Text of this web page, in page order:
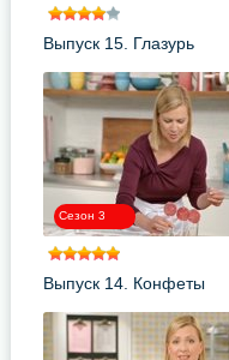
Выпуск 15. Глазурь
Сезон 3
Выпуск 14. Конфеты